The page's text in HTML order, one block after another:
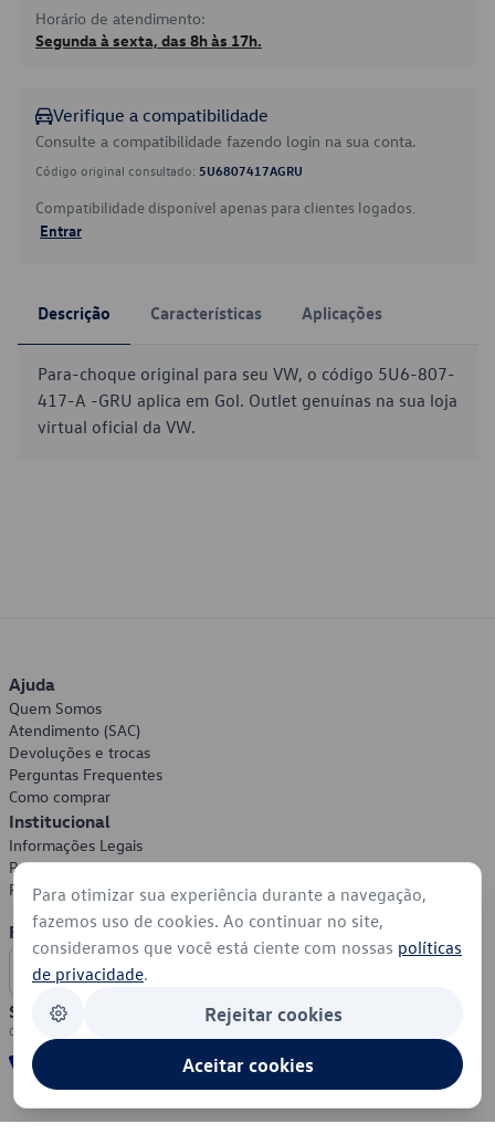
Horário de atendimento:
Segunda à sexta, das 8h às 17h.
Verifique a compatibilidade
Consulte a compatibilidade fazendo login na sua conta.
Código original consultado: 5U6807417AGRU
Compatibilidade disponível apenas para clientes logados.
Entrar
Descrição Características Aplicações
Para-choque original para seu VW, o código 5U6-807-
417-A -GRU aplica em Gol. Outlet genuínas na sua loja
virtual oficial da VW.
Ajuda
Quem Somos
Atendimento (SAC)
Devoluções e trocas
Perguntas Frequentes
Como comprar
Institucional
Informações Legais
Política de Privacidade
Política de Cookies
Formas de Pagamento
Segurança
Para otimizar sua experiência durante a navegação,
fazemos uso de cookies. Ao continuar no site,
consideramos que você está ciente com nossas políticas
de privacidade.
Rejeitar cookies
Aceitar cookies